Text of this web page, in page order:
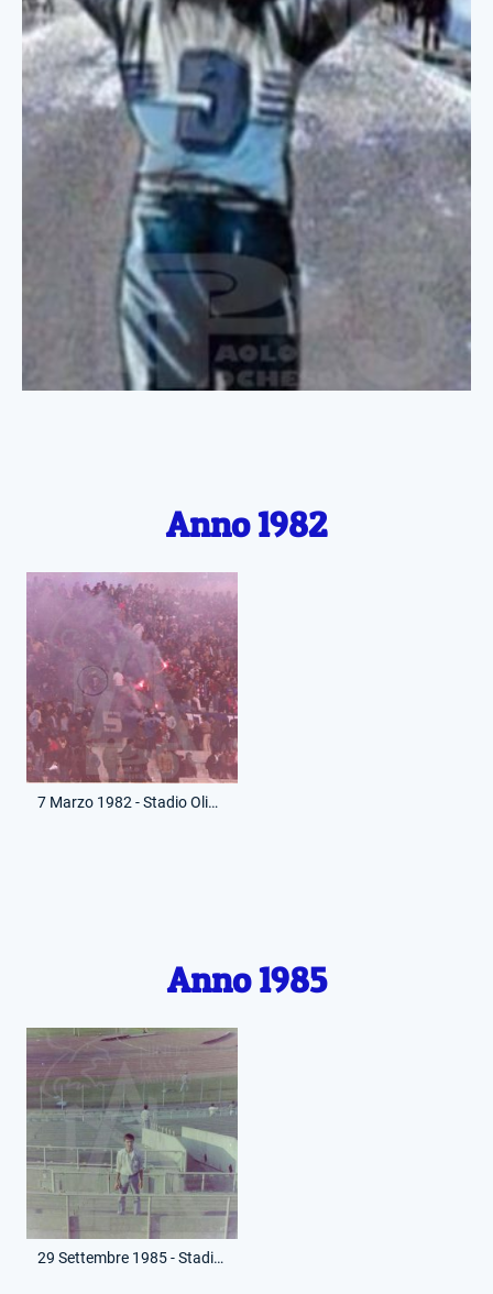
Anno 1982
7 Marzo 1982 - Stadio Olimpico - Eagles' Supporters - Lazio-Brescia
Anno 1985
29 Settembre 1985 - Stadio Olimpico - Lazio-Arezzo